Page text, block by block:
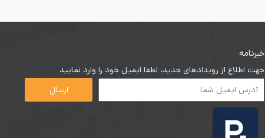
خبرنامه
جهت اطلاع از رویدادهای جدید، لطفا ایمیل خود را وارد نمایید
ارسال